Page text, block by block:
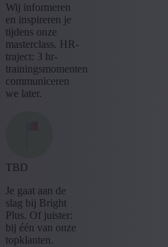
Wij informeren
en inspireren je
tijdens onze
masterclass. HR-
traject: 3 hr-
trainingsmomenten
communiceren
we later.
TBD
Je gaat aan de
slag bij Bright
Plus. Of juister:
bij één van onze
topklanten.